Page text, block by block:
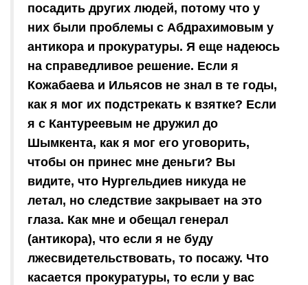
посадить других людей, потому что у
них были проблемы с Абдрахимовым у
антикора и прокуратуры. Я еще надеюсь
на справедливое решение. Если я
Кожабаева и Ильясов не знал в те годы,
как я мог их подстрекать к взятке? Если
я с Кантуреевым не дружил до
Шымкента, как я мог его уговорить,
чтобы он принес мне деньги? Вы
видите, что Нургельдиев никуда не
летал, но следствие закрывает на это
глаза. Как мне и обещал генерал
(антикора), что если я не буду
лжесвидетельствовать, то посажу. Что
касается прокуратуры, то если у вас